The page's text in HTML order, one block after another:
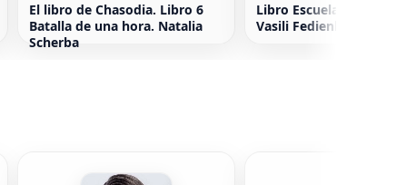
El libro de Chasodia. Libro 6
Batalla de una hora. Natalia
Scherba
Libro Escuela de
Vasili Fedienko